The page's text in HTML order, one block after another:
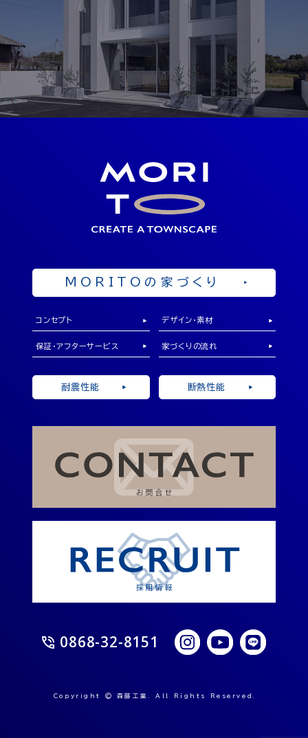
OPEN 10：00 ～ 19：00
見学予約
SHOWROOM
ショールーム
岡山県勝田郡奈義町中島西108-1
MORITOの家づくり
コンセプト デザイン・素材
保証・アフターサービス 家づくりの流れ
耐震性能 断熱性能
0868-32-8151
Copyright © 森藤工業. All Rights Reserved.